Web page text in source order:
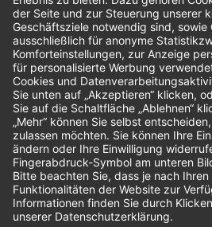
Bestellungen
Sendung verfolgen
Geprüfter Shop